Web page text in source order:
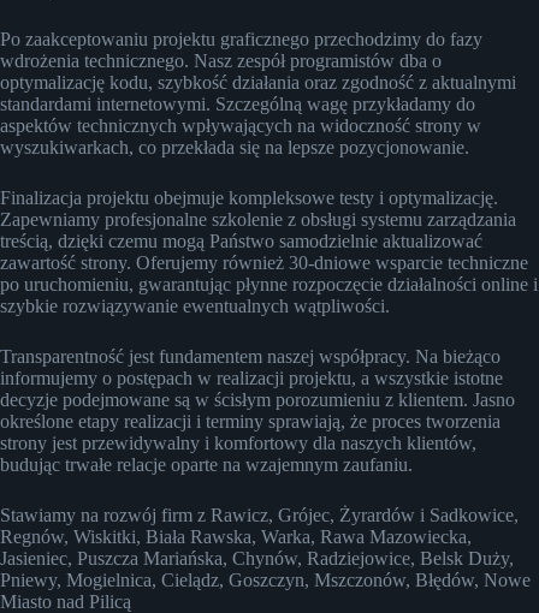
Po zaakceptowaniu projektu graficznego przechodzimy do fazy
wdrożenia technicznego. Nasz zespół programistów dba o
optymalizację kodu, szybkość działania oraz zgodność z aktualnymi
standardami internetowymi. Szczególną wagę przykładamy do
aspektów technicznych wpływających na widoczność strony w
wyszukiwarkach, co przekłada się na lepsze pozycjonowanie.
Finalizacja projektu obejmuje kompleksowe testy i optymalizację.
Zapewniamy profesjonalne szkolenie z obsługi systemu zarządzania
treścią, dzięki czemu mogą Państwo samodzielnie aktualizować
zawartość strony. Oferujemy również 30-dniowe wsparcie techniczne
po uruchomieniu, gwarantując płynne rozpoczęcie działalności online i
szybkie rozwiązywanie ewentualnych wątpliwości.
Transparentność jest fundamentem naszej współpracy. Na bieżąco
informujemy o postępach w realizacji projektu, a wszystkie istotne
decyzje podejmowane są w ścisłym porozumieniu z klientem. Jasno
określone etapy realizacji i terminy sprawiają, że proces tworzenia
strony jest przewidywalny i komfortowy dla naszych klientów,
budując trwałe relacje oparte na wzajemnym zaufaniu.
Stawiamy na rozwój firm z Rawicz, Grójec, Żyrardów i Sadkowice,
Regnów, Wiskitki, Biała Rawska, Warka, Rawa Mazowiecka,
Jasieniec, Puszcza Mariańska, Chynów, Radziejowice, Belsk Duży,
Pniewy, Mogielnica, Cielądz, Goszczyn, Mszczonów, Błędów, Nowe
Miasto nad Pilicą